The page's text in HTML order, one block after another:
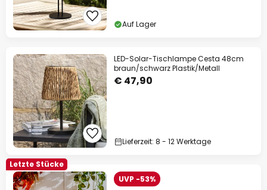
Auf Lager
LED-Solar-Tischlampe Cesta 48cm
braun/schwarz Plastik/Metall
€ 47,90
Lieferzeit: 8 - 12 Werktage
Letzte Stücke
UVP -53%